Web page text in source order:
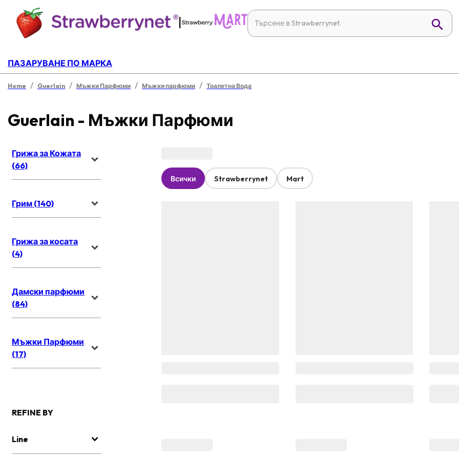
|
ПАЗАРУВАНЕ ПО МАРКА
Home / Guerlain / Мъжки Парфюми / Мъжки парфюми / Тоалетна Вода
Guerlain - Мъжки Парфюми
Грижа за Кожата
(66)
Грим (140)
Грижа за косата
(4)
Дамски парфюми
(84)
Мъжки Парфюми
(17)
REFINE BY
Line
Всички Strawberrynet Mart